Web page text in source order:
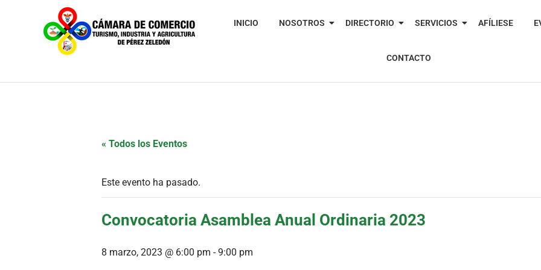
INICIO NOSOTROS DIRECTORIO SERVICIOS AFÍLIESE
CONTACTO
« Todos los Eventos
Este evento ha pasado.
Convocatoria Asamblea Anual Ordinaria 2023
8 marzo, 2023 @ 6:00 pm -9:00 pm